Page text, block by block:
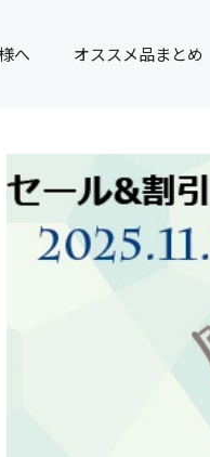
へ オススメ品まとめ